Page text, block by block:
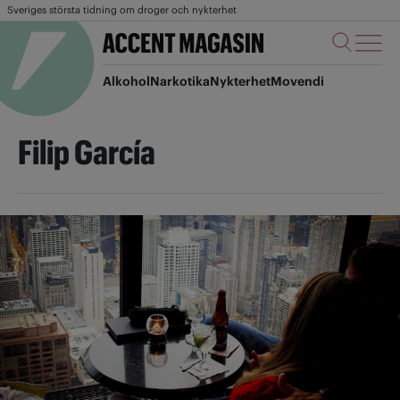
Sveriges största tidning om droger och nykterhet
AlkoholNarkotikaNykterhetMovendi
Filip García